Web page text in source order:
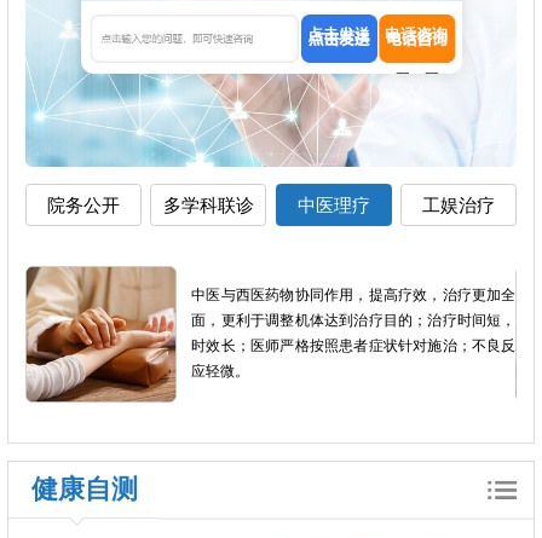
院务公开 多学科联诊 中医理疗 工娱治疗
中医与西医药物协同作用，提高疗效，治疗更加全
面，更利于调整机体达到治疗目的；治疗时间短，
时效长；医师严格按照患者症状针对施治；不良反
应轻微。
健康自测
点击发送 电话咨询